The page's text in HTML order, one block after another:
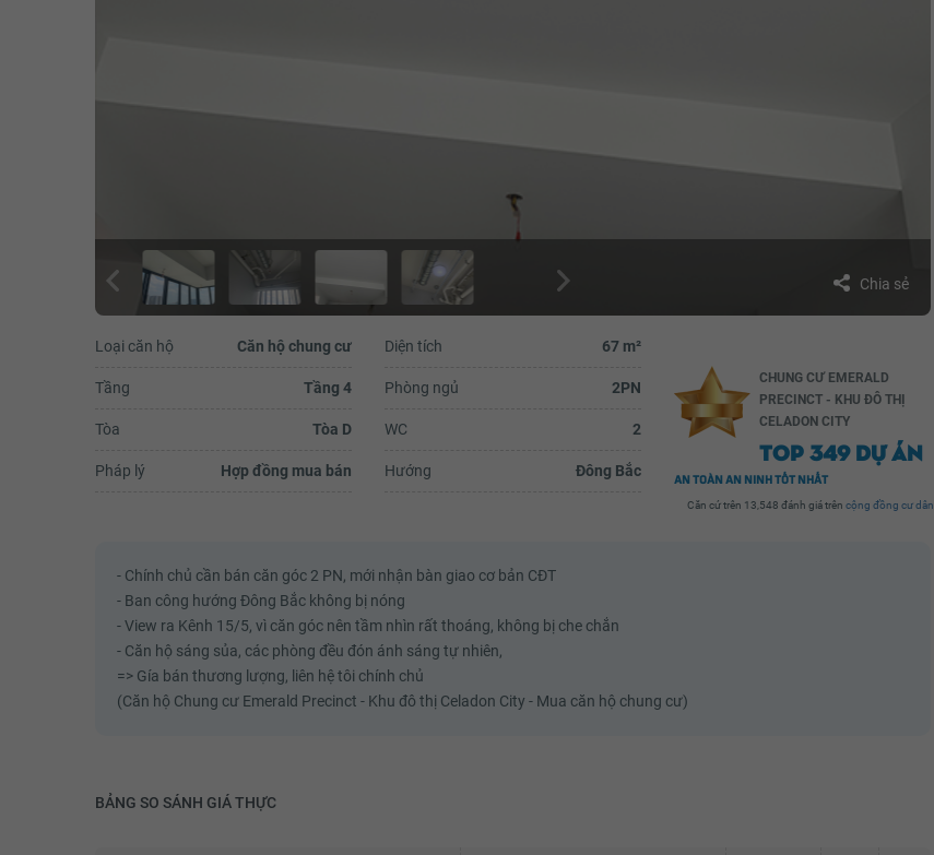
Chia sẻ
Loại căn hộ Căn hộ chung cư
Tầng Tầng 4
Tòa Tòa D
Pháp lý Hợp đồng mua bán
Diện tích 67 m²
Phòng ngủ 2PN
WC 2
Hướng Đông Bắc
CHUNG CƯ EMERALD
PRECINCT - KHU ĐÔ THỊ
CELADON CITY
TOP 349 DỰ ÁN
AN TOÀN AN NINH TỐT NHẤT
Căn cứ trên 13,548 đánh giá trên cộng đồng cư dân
- Chính chủ cần bán căn góc 2 PN, mới nhận bàn giao cơ bản CĐT
- Ban công hướng Đông Bắc không bị nóng
- View ra Kênh 15/5, vì căn góc nên tầm nhìn rất thoáng, không bị che chắn
- Căn hộ sáng sủa, các phòng đều đón ánh sáng tự nhiên,
=> Gía bán thương lượng, liên hệ tôi chính chủ
(Căn hộ Chung cư Emerald Precinct - Khu đô thị Celadon City - Mua căn hộ chung cư)
BẢNG SO SÁNH GIÁ THỰC